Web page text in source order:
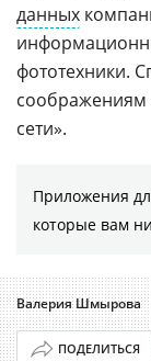
данных
фототехники.
соображениям
сети».
Приложения
которые вам
Валерия Шмырова
ПОДЕЛИТЬСЯ